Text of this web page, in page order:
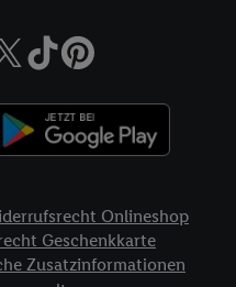
Onlineshop
Geschenkkarte
Zusatzinformationen
Partner auch Ihre
Mail-Adresse in
NV („Utiq“) und
, die Utiq-Technologie
IP-Adresse an Ihren
IP-Adresse und einer
Mobilfunknummer, eine